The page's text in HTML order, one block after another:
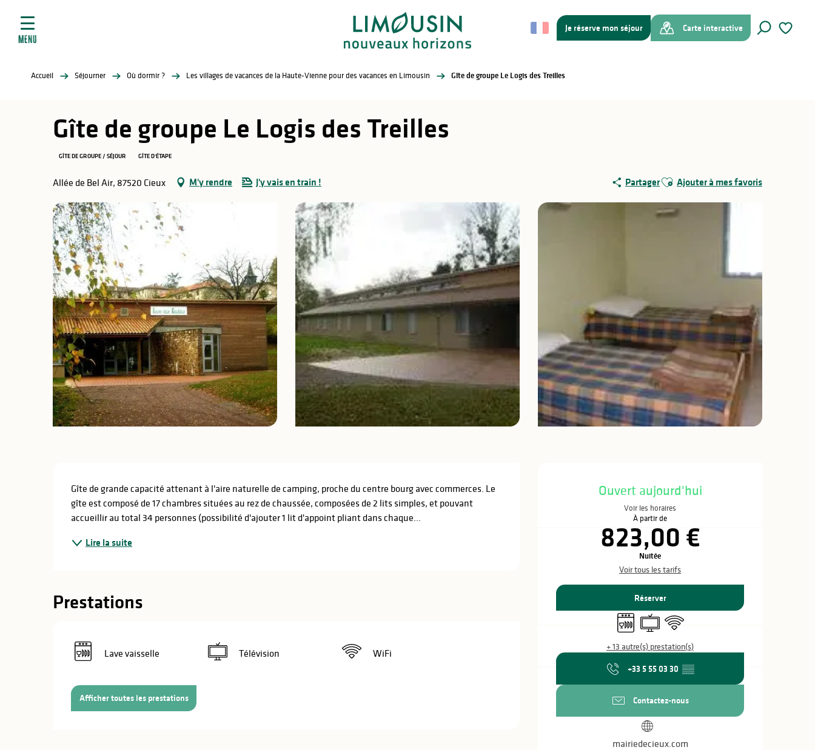
contenu
Je réserve mon séjour
Carte interactive
MENU
Accueil Séjourner Où dormir ? Les villages de vacances de la Haute-Vienne pour des vacances en Limousin Gîte de groupe Le Logis des Treilles
Gîte de groupe Le Logis des Treilles
GÎTE DE GROUPE / SÉJOUR GÎTE D'ÉTAPE
Allée de Bel Air, 87520 Cieux M'y rendre J'y vais en train ! PartagerAjouter aux favoris
Ajouter à mes favoris
Ouverture et
Ouvert aujourd'hui
Voir les horaires
À partir de
823,00 €
Nuitée
Voir tous les tarifs
Réserver
Lave vaisselle
Télévision
WiFi
+ 13 autre(s) prestation(s)
+33 5 55 03 30 ▒▒
Contactez-nous
mairiedecieux.com
Description
Gîte de grande capacité attenant à l'aire naturelle de camping, proche du centre bourg avec commerces. Le
gîte est composé de 17 chambres situées au rez de chaussée, composées de 2 lits simples, et pouvant
accueillir au total 34 personnes (possibilité d'ajouter 1 lit d'appoint pliant dans chaque...
Lire la suite
Prestations
Lave vaisselle Télévision WiFi
Afficher toutes les prestations